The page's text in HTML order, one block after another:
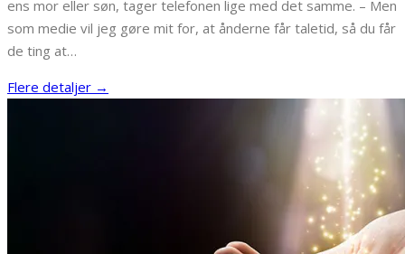
ens mor eller søn, tager telefonen lige med det samme. – Men
som medie vil jeg gøre mit for, at ånderne får taletid, så du får
de ting at…
Flere detaljer →